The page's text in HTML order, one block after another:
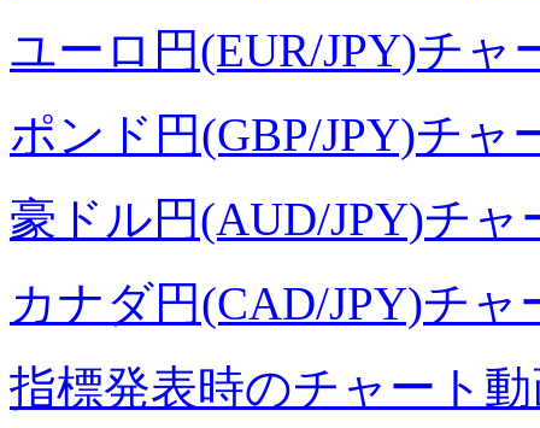
ユーロ円(EUR/JPY)チャ
ポンド円(GBP/JPY)チャ
豪ドル円(AUD/JPY)チャ
カナダ円(CAD/JPY)チャ
指標発表時のチャート